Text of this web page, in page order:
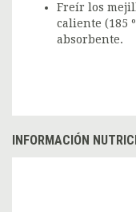
Freír los
caliente (185
absorbente.
INFORMACIÓN